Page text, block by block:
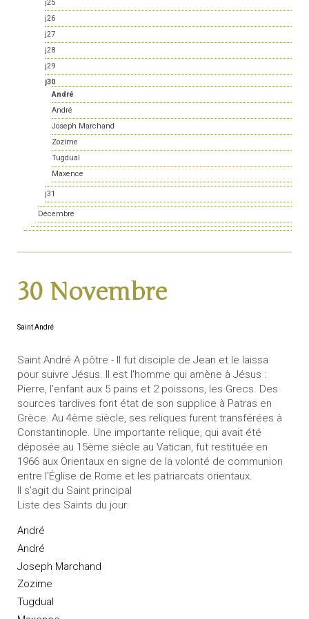
j25
j26
j27
j28
j29
j30
André
André
Joseph Marchand
Zozime
Tugdual
Maxence
j31
Décembre
30 Novembre
Saint André
Saint André A pôtre - Il fut disciple de Jean et le laissa
pour suivre Jésus. Il est l'homme qui amène à Jésus :
Pierre, l'enfant aux 5 pains et 2 poissons, les Grecs. Des
sources tardives font état de son supplice à Patras en
Grèce. Au 4ème siècle, ses reliques furent transférées à
Constantinople. Une importante relique, qui avait été
déposée au 15ème siècle au Vatican, fut restituée en
1966 aux Orientaux en signe de la volonté de communion
entre l'Église de Rome et les patriarcats orientaux.
Il s'agit du Saint principal
Liste des Saints du jour:
André
André
Joseph Marchand
Zozime
Tugdual